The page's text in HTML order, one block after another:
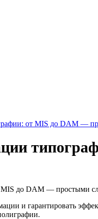
от MIS до DAM —
и гарантировать